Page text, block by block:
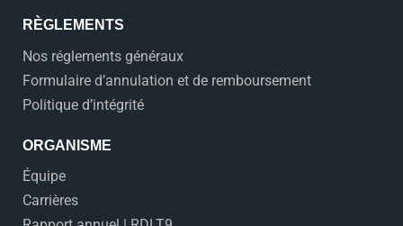
RÈGLEMENTS
Nos réglements généraux
Formulaire d’annulation et de remboursement
Politique d’intégrité
ORGANISME
Équipe
Carrières